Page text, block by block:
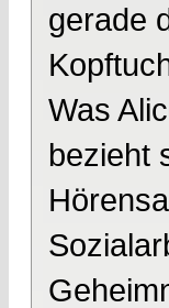
gerade
Was
bezieht